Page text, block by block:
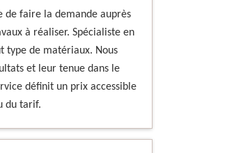
de faire la demande auprès
à réaliser. Spécialiste en
type de matériaux. Nous
et leur tenue dans le
définit un prix accessible
du tarif.